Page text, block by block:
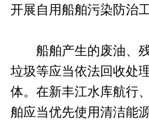
开展自用船舶污染防治工
船舶产生的废油、残
垃圾等应当依法回收处
体。在新丰江水库航行
舶应当优先使用清洁能源